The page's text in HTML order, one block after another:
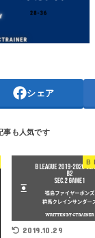
シェア
B
2019.10.29